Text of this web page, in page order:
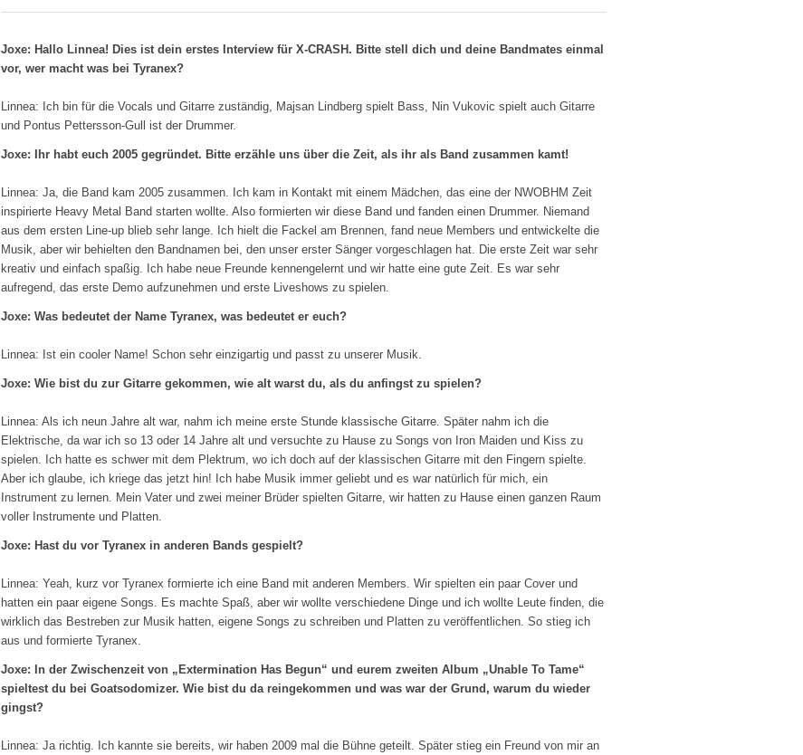
Joxe: Hallo Linnea! Dies ist dein erstes Interview für X-CRASH. Bitte stell dich und deine Bandmates einmal
vor, wer macht was bei Tyranex?
Linnea: Ich bin für die Vocals und Gitarre zuständig, Majsan Lindberg spielt Bass, Nin Vukovic spielt auch Gitarre
und Pontus Pettersson-Gull ist der Drummer.
Joxe: Ihr habt euch 2005 gegründet. Bitte erzähle uns über die Zeit, als ihr als Band zusammen kamt!
Linnea: Ja, die Band kam 2005 zusammen. Ich kam in Kontakt mit einem Mädchen, das eine der NWOBHM Zeit
inspirierte Heavy Metal Band starten wollte. Also formierten wir diese Band und fanden einen Drummer. Niemand
aus dem ersten Line-up blieb sehr lange. Ich hielt die Fackel am Brennen, fand neue Members und entwickelte die
Musik, aber wir behielten den Bandnamen bei, den unser erster Sänger vorgeschlagen hat. Die erste Zeit war sehr
kreativ und einfach spaßig. Ich habe neue Freunde kennengelernt und wir hatte eine gute Zeit. Es war sehr
aufregend, das erste Demo aufzunehmen und erste Liveshows zu spielen.
Joxe: Was bedeutet der Name Tyranex, was bedeutet er euch?
Linnea: Ist ein cooler Name! Schon sehr einzigartig und passt zu unserer Musik.
Joxe: Wie bist du zur Gitarre gekommen, wie alt warst du, als du anfingst zu spielen?
Linnea: Als ich neun Jahre alt war, nahm ich meine erste Stunde klassische Gitarre. Später nahm ich die
Elektrische, da war ich so 13 oder 14 Jahre alt und versuchte zu Hause zu Songs von Iron Maiden und Kiss zu
spielen. Ich hatte es schwer mit dem Plektrum, wo ich doch auf der klassischen Gitarre mit den Fingern spielte.
Aber ich glaube, ich kriege das jetzt hin! Ich habe Musik immer geliebt und es war natürlich für mich, ein
Instrument zu lernen. Mein Vater und zwei meiner Brüder spielten Gitarre, wir hatten zu Hause einen ganzen Raum
voller Instrumente und Platten.
Joxe: Hast du vor Tyranex in anderen Bands gespielt?
Linnea: Yeah, kurz vor Tyranex formierte ich eine Band mit anderen Members. Wir spielten ein paar Cover und
hatten ein paar eigene Songs. Es machte Spaß, aber wir wollte verschiedene Dinge und ich wollte Leute finden, die
wirklich das Bestreben zur Musik hatten, eigene Songs zu schreiben und Platten zu veröffentlichen. So stieg ich
aus und formierte Tyranex.
Joxe: In der Zwischenzeit von „Extermination Has Begun“ und eurem zweiten Album „Unable To Tame“
spieltest du bei Goatsodomizer. Wie bist du da reingekommen und was war der Grund, warum du wieder
gingst?
Linnea: Ja richtig. Ich kannte sie bereits, wir haben 2009 mal die Bühne geteilt. Später stieg ein Freund von mir an